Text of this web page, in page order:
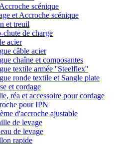
scénique
et Accroche scénique
et treuil
chute de charge
acier
câble acier
chaîne et composantes
textile armée ''Steelflex''
ronde textile et Sangle plate
et cordage
réa et accessoire pour cordage
pour IPN
d'accroche ajustable
de levage
de levage
rapide